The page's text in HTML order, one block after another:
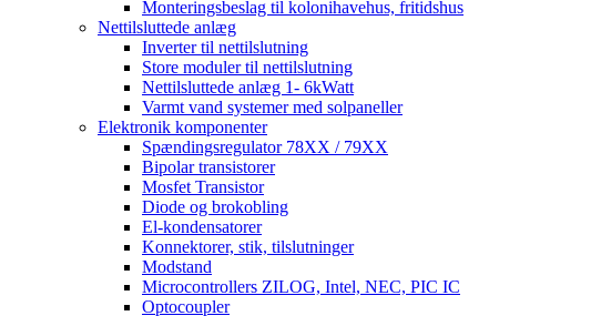
Monteringsbeslag til kolonihavehus, fritidshus
Nettilsluttede anlæg
Inverter til nettilslutning
Store moduler til nettilslutning
Nettilsluttede anlæg 1- 6kWatt
Varmt vand systemer med solpaneller
Elektronik komponenter
Spændingsregulator 78XX / 79XX
Bipolar transistorer
Mosfet Transistor
Diode og brokobling
El-kondensatorer
Konnektorer, stik, tilslutninger
Modstand
Microcontrollers ZILOG, Intel, NEC, PIC IC
Optocoupler